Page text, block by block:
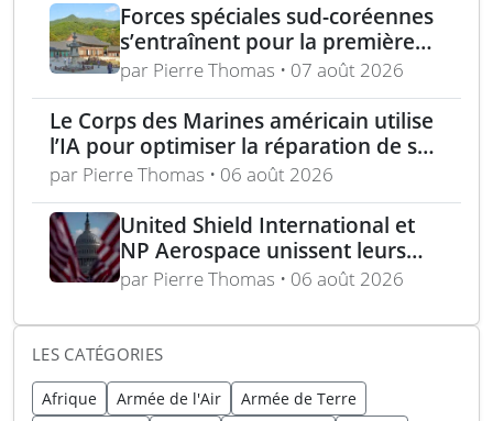
Forces spéciales sud-coréennes
s’entraînent pour la première
fois avec les Royal Marines au
Royaume-Uni
par Pierre Thomas • 07 août 2026
Le Corps des Marines américain utilise
l’IA pour optimiser la réparation de ses
équipements
par Pierre Thomas • 06 août 2026
United Shield International et
NP Aerospace unissent leurs
forces pour renforcer le soutien
déminage
par Pierre Thomas • 06 août 2026
LES CATÉGORIES
Afrique Armée de l'Air
Armée de Terre